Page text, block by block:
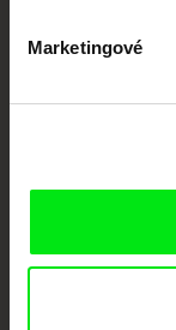
Marketingové
FIDMarseille